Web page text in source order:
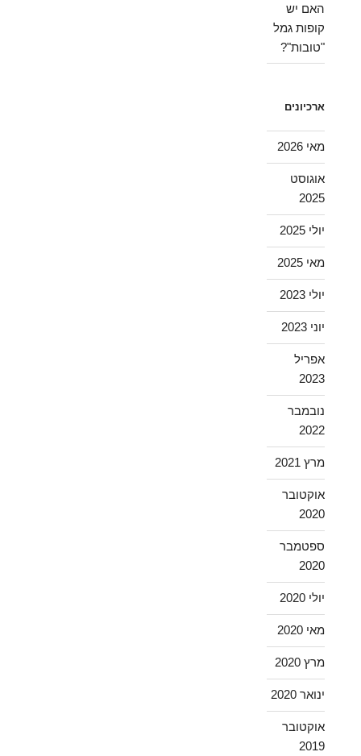
האם יש
קופות גמל
"טובות"?
ארכיונים
מאי 2026
אוגוסט
2025
יולי 2025
מאי 2025
יולי 2023
יוני 2023
אפריל
2023
נובמבר
2022
מרץ 2021
אוקטובר
2020
ספטמבר
2020
יולי 2020
מאי 2020
מרץ 2020
ינואר 2020
אוקטובר
2019